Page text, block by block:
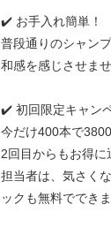
✔️ お手入れ簡単！
普段通りのシャン
和感を感じさせませ
✔️ 初回限定キャン
今だけ400本で
2回目からもお得に
担当者は、気さく
ックも無料でできま